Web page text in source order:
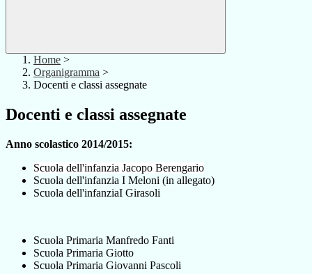
Home >
Organigramma >
Docenti e classi assegnate
Docenti e classi assegnate
Anno scolastico 2014/2015:
Scuola dell'infanzia Jacopo Berengario
Scuola dell'infanzia I Meloni (in allegato)
Scuola dell'infanziaI Girasoli
Scuola Primaria Manfredo Fanti
Scuola Primaria Giotto
Scuola Primaria Giovanni Pascoli